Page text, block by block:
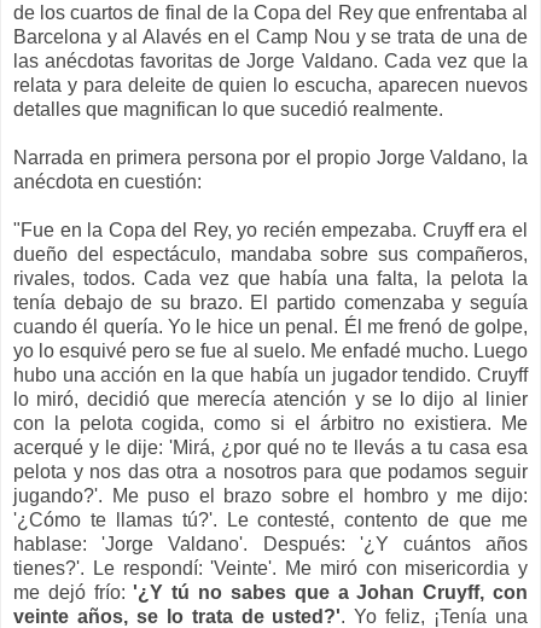
de los cuartos de final de la Copa del Rey que enfrentaba al
Barcelona y al Alavés en el Camp Nou y se trata de una de
las anécdotas favoritasde Jorge Valdano. Cada vez que la
relata y para deleite de quien lo escucha, aparecen nuevos
detalles que magnifican lo que sucedió realmente.
Narrada en primera persona por el propio Jorge Valdano, la
anécdota en cuestión:
"Fue en la Copa del Rey, yo recién empezaba. Cruyff era el
dueño del espectáculo, mandaba sobre sus compañeros,
rivales, todos. Cada vez que había una falta, la pelota la
tenía debajo de su brazo. El partido comenzaba y seguía
cuando él quería. Yo le hice un penal. Él me frenó de golpe,
yo lo esquivé pero se fue al suelo. Me enfadé mucho. Luego
hubo una acción en la que había un jugador tendido. Cruyff
lo miró, decidió que merecía atención y se lo dijo al linier
con la pelota cogida, como si el árbitro no existiera. Me
acerqué y le dije: 'Mirá, ¿por qué no te llevás a tu casa esa
pelota y nos das otra a nosotros para que podamos seguir
jugando?'. Me puso el brazo sobre el hombro y me dijo:
'¿Cómo te llamas tú?'. Le contesté, contento de que me
hablase:'Jorge Valdano'. Después: '¿Y cuántos años
tienes?'. Le respondí:'Veinte'. Me miró con misericordia y
me dejó frío: '¿Y tú no sabes que a Johan Cruyff, con
veinte años, se lo trata de usted?'. Yo feliz, ¡Tenía una